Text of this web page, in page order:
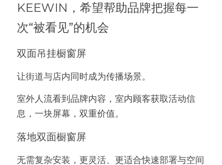
KEEWIN，希望帮助品牌把握每一
次“被看见”的机会
双面吊挂橱窗屏
让街道与店内同时成为传播场景。
室外人流看到品牌内容，室内顾客获取活动信
息，一块屏幕，双重价值。
落地双面橱窗屏
无需复杂安装，更灵活、更适合快速部署与空间